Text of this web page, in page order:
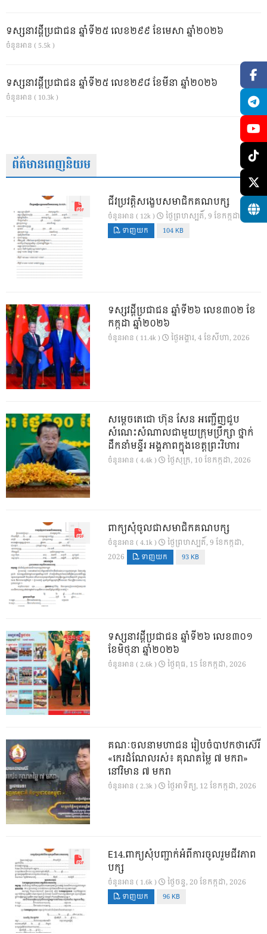
ទស្សនាវដ្ដីប្រជាជន ឆ្នាំទី២៥ លេខ២៩៩ ខែមេសា ឆ្នាំ២០២៦
ចំនួនអាន ( 5.5k )
ទស្សនាវដ្ដីប្រជាជន ឆ្នាំទី២៥ លេខ២៩៨ ខែមីនា ឆ្នាំ២០២៦
ចំនួនអាន ( 10.3k )
ព័ត៌មានពេញនិយម
ជីវប្រវត្តិសង្ខេបសមាជិកគណបក្ស
ចំនួនអាន ( 12k ) ថ្ងៃ​ព្រហស្បតិ៍, 9 ខែ​កក្កដា, 2026
ទាញយក 104 KB
ទស្សវដ្តីប្រជាជន ឆ្នាំទី២៦ លេខ៣០២ ខែ
កក្កដា ឆ្នាំ២០២៦
ចំនួនអាន ( 11.4k ) ថ្ងៃ​អង្គារ, 4 ខែ​សីហា, 2026
សម្តេចតេជោ ហ៊ុន សែន អញ្ជើញជួប
សំណេះសំណាលជាមួយក្រុមប្រឹក្សា ថ្នាក់
ដឹកនាំមន្ទីរ អង្គភាពក្នុងខេត្តព្រះវិហារ
ចំនួនអាន ( 4.4k ) ថ្ងៃ​សុក្រ, 10 ខែ​កក្កដា, 2026
ពាក្យសុំចូលជាសមាជិកគណបក្ស
ចំនួនអាន ( 4.1k )
ថ្ងៃ​ព្រហស្បតិ៍, 9 ខែ​កក្កដា,
2026
ទាញយក 93 KB
ទស្សនាវដ្ដីប្រជាជន ឆ្នាំទី២៦ លេខ៣០១
ខែមិថុនា ឆ្នាំ២០២៦
ចំនួនអាន ( 2.6k ) ថ្ងៃ​ពុធ, 15 ខែ​កក្កដា, 2026
គណៈចលនាមហាជន រៀបចំបាឋកថាស៊េរី
«កេរដំណែលរស់៖ គុណតម្លៃ ៧ មករា»
នៅវិមាន ៧ មករា
ចំនួនអាន ( 2.3k ) ថ្ងៃ​អាទិត្យ, 12 ខែ​កក្កដា, 2026
E14.ពាក្យសុំបញ្ជាក់អំពីការចូលរួមជីវភាព
បក្ស
ចំនួនអាន ( 1.6k ) ថ្ងៃ​ចន្ទ, 20 ខែ​កក្កដា, 2026
ទាញយក 96 KB